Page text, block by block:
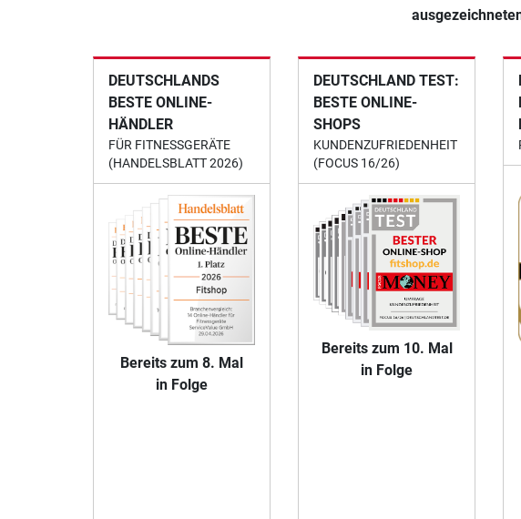
DEUTSCHLANDS
BESTE ONLINE-
HÄNDLER
FÜR FITNESSGERÄTE
(HANDELSBLATT 2026)
Bereits zum 8. Mal
in Folge
DEUTSCHLAND TEST:
BESTE ONLINE-
SHOPS
KUNDENZUFRIEDENHEIT
(FOCUS 16/26)
Bereits zum 10. Mal
in Folge